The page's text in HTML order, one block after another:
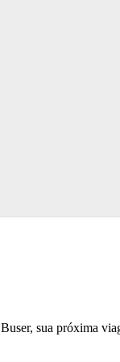
sua próxima